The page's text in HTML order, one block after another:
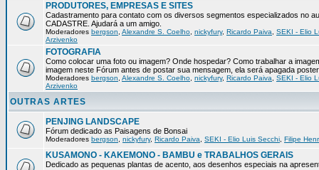
PRODUTORES, EMPRESAS E SITES
Cadastramento para contato com os diversos segmentos especializados no
CADASTRE. Ajudará a um amigo.
Moderadores bergson Alexandre S. Coelho nickyfury, Ricardo Paiva
SEKI - Elio
Arzivenko
FOTOGRAFIA
Como colocar uma foto ou imagem? Onde hospedar? Como trabalhar a
imagem neste Fórum antes de postar sua mensagem, ela será apagada
Moderadores bergson Alexandre S. Coelho nickyfury, Ricardo Paiva
SEKI - Elio
Arzivenko
OUTRAS ARTES
PENJING LANDSCAPE
Fórum dedicado as Paisagens de Bonsai
Moderadores bergson nickyfury, Ricardo Paiva SEKI - Elio Luis Secchi Filipe
KUSAMONO - KAKEMONO - BAMBU e TRABALHOS GERAIS
Dedicado as pequenas plantas de acento, aos desenhos especiais na